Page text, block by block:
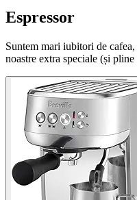
Espressor
Suntem mari iubitori de
noastre extra speciale (și